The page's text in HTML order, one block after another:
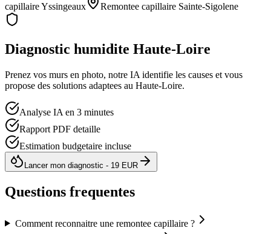
capillaireYssingeaux Remontee capillaire Sainte-Sigolene
Diagnostic humidite Haute-Loire
Prenez vos murs en photo, notre IA identifie les causes et vous
propose des solutions adaptees au Haute-Loire.
Analyse IA en 3 minutes
Rapport PDF detaille
Estimation budgetaire incluse
Lancer mon diagnostic - 19 EUR
Questions frequentes
Comment reconnaitre une remontee capillaire ?